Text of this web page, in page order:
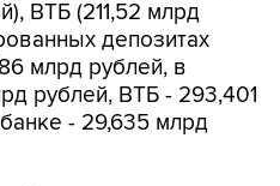
ВТБ (211,52 млрд
депозитах
млрд рублей, в
рублей, ВТБ - 293,401
- 29,635 млрд